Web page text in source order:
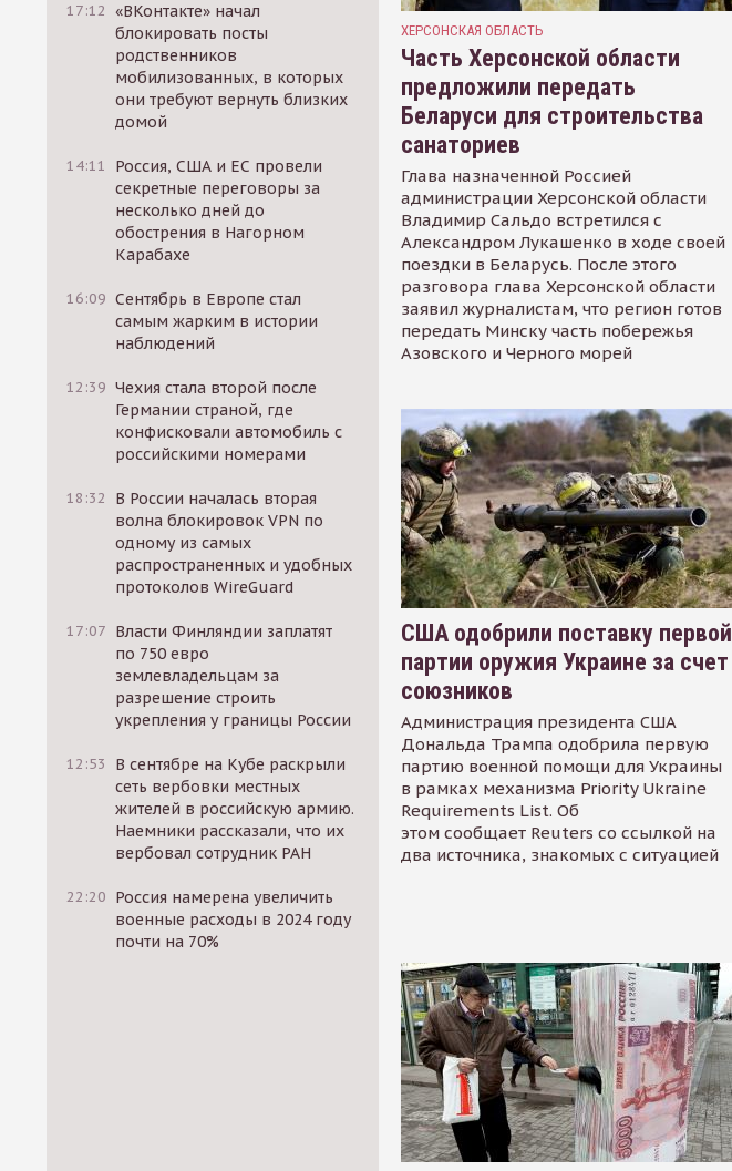
17:12 «ВКонтакте» начал
блокировать посты
родственников
мобилизованных, в которых
они требуют вернуть близких
домой
14:11
Россия, США и ЕС провели
секретные переговоры за
несколько дней до
обострения в Нагорном
Карабахе
16:09 Сентябрь в Европе стал
самым жарким в истории
наблюдений
12:39 Чехия стала второй после
Германии страной, где
конфисковали автомобиль с
российскими номерами
18:32
В России началась вторая
волна блокировок VPN по
одному из самых
распространенных и удобных
протоколов WireGuard
17:07 Власти Финляндии заплатят
по 750 евро
землевладельцам за
разрешение строить
укрепления у границы России
12:53
В сентябре на Кубе раскрыли
сеть вербовки местных
жителей в российскую армию.
Наемники рассказали, что их
вербовал сотрудник РАН
22:20 Россия намерена увеличить
военные расходы в 2024 году
почти на 70%
ХЕРСОНСКАЯ ОБЛАСТЬ
Часть Херсонской области
предложили передать
Беларуси для строительства
санаториев
Глава назначенной Россией
администрации Херсонской области
Владимир Сальдо встретился с
Александром Лукашенко в ходе своей
поездки в Беларусь. После этого
разговора глава Херсонской области
заявил журналистам, что регион готов
передать Минску часть побережья
Азовского и Черного морей
США одобрили поставку первой
партии оружия Украине за счет
союзников
Администрация президента США
Дональда Трампа одобрила первую
партию военной помощи для Украины
в рамках механизма Priority Ukraine
Requirements List. Об
этом сообщает Reuters со ссылкой на
два источника, знакомых с ситуацией